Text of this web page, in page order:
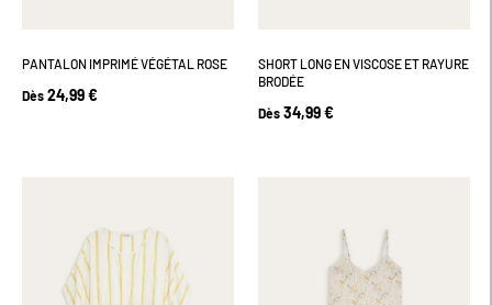
PANTALON IMPRIMÉ VÉGÉTAL ROSE
Dès 24,99 €
SHORT LONG EN VISCOSE ET RAYURE
BRODÉE
Dès 34,99 €